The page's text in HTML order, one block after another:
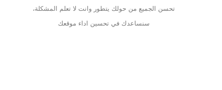
تحسن الجميع من حولك يتطور وانت لا تعلم المشكلة،
سنساعدك في تحسين اداء موقعك